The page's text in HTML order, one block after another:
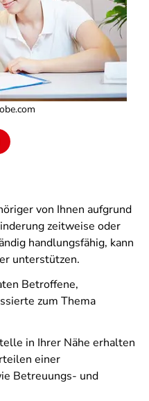
von Ihnen aufgrund
zeitweise oder
handlungsfähig, kann
unterstützen.
Betroffene,
zum Thema
in Ihrer Nähe erhalten
einer
Betreuungs- und